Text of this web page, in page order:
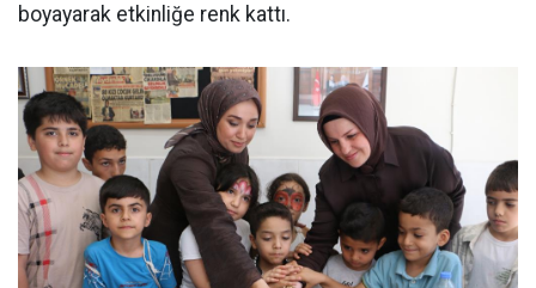
boyayarak etkinliğe renk kattı.